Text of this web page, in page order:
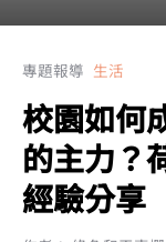
專題報導 生活
校園如何
的主力？
經驗分享